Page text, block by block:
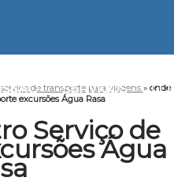
SERVIÇOS
serviço de transporte para viagens » onde
excursões Água Rasa
Serviço de
Água